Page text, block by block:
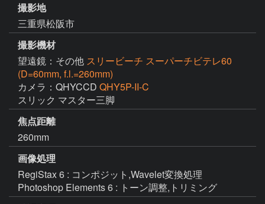
撮影地
三重県松阪市
撮影機材
望遠鏡：その他 スリービーチ スーパーチビテレ60
(D=60mm, f.l.=260mm)
カメラ：QHYCCD QHY5P-II-C
スリック マスター三脚
焦点距離
260mm
画像処理
RegiStax 6 : コンポジット,Wavelet変換処理
Photoshop Elements 6 : トーン調整,トリミング